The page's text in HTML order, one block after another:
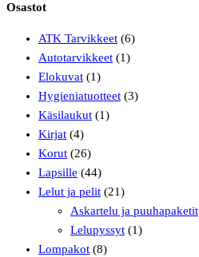
Osastot
ATK Tarvikkeet (6)
Autotarvikkeet (1)
Elokuvat (1)
Hygieniatuotteet (3)
Käsilaukut (1)
Kirjat (4)
Korut (26)
Lapsille (44)
Lelut ja pelit (21)
Askartelu ja puuhapaketit
Lelupyssyt (1)
Lompakot (8)